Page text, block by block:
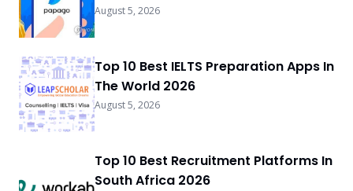
August 5, 2026
Top 10 Best IELTS Preparation Apps In
The World 2026
August 5, 2026
Top 10 Best Recruitment Platforms In
South Africa 2026